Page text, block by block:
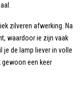
zilveren afwerking. Na
waardoor ie zijn vaak
je de lamp liever in volle
gewoon een keer